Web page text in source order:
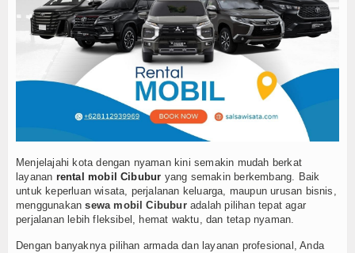
PPDBM 2025
Menjelajahi kota dengan nyaman kini semakin mudah berkat
layanan rental mobil Cibubur yang semakin berkembang. Baik
untuk keperluan wisata, perjalanan keluarga, maupun urusan bisnis,
menggunakansewa mobil Cibuburadalah pilihan tepat agar
perjalanan lebih fleksibel, hemat waktu, dan tetap nyaman.
Dengan banyaknya pilihan armada dan layanan profesional, Anda